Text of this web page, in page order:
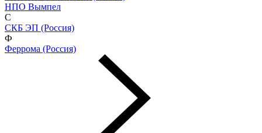
НПО Вымпел
С
СКБ ЭП (Россия)
Ф
Феррома (Россия)